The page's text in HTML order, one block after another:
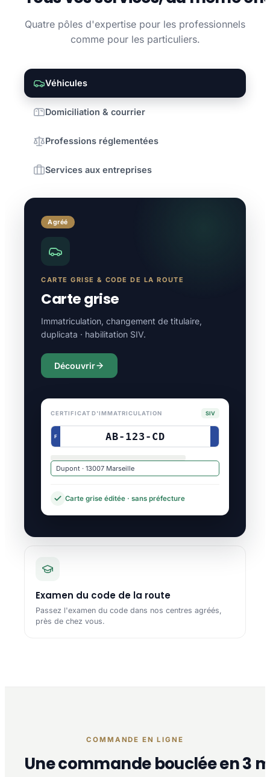
Quatre pôles d'expertise pour les professionnels
comme pour les particuliers.
Véhicules
Domiciliation & courrier
Professions réglementées
Services aux entreprises
Agréé
CARTE GRISE & CODE DE LA ROUTE
Carte grise
Immatriculation, changement de titulaire,
duplicata · habilitation SIV.
Découvrir
CERTIFICAT D'IMMATRICULATION SIV
F AB-123-CD
Dupont · 13007 Marseille
Carte grise éditée · sans préfecture
Examen du code de la route
Passez l'examen du code dans nos centres agréés,
près de chez vous.
COMMANDE EN LIGNE
Une commande bouclée en 3